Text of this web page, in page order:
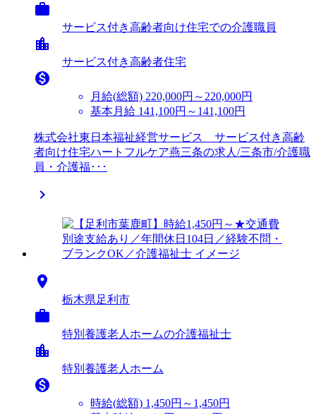

サービス付き高齢者向け住宅での介護職員
location_city
サービス付き高齢者住宅

月給(総額) 220,000円～220,000円
基本月給 141,100円～141,100円
株式会社東日本福祉経営サービス サービス付き高齢
者向け住宅ハートフルケア燕三条の求人/三条市/介護職
員・介護福･･･


栃木県足利市

特別養護老人ホームの介護福祉士
location_city
特別養護老人ホーム

時給(総額) 1,450円～1,450円